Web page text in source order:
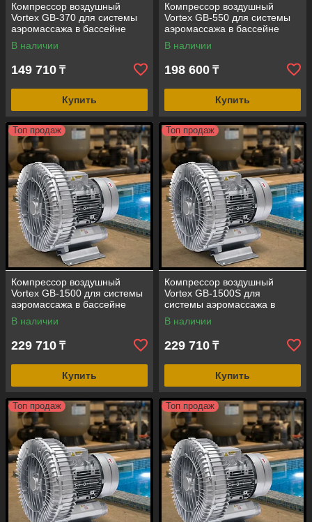
Компрессор воздушный
Vortex GB-370 для системы
аэромассажа в бассейне
(мощность=60 м3/ч, 0,37 кВт)
В наличии
149 710 ₸
Купить
Компрессор воздушный
Vortex GB-550 для системы
аэромассажа в бассейне
(мощность=110 м3/ч, 0,55
кВт)
В наличии
198 600 ₸
Купить
Топ продаж
Компрессор воздушный
Vortex GB-1500 для системы
аэромассажа в бассейне
(мощность=180 м3/ч, 1,5 кВт)
В наличии
229 710 ₸
Купить
Топ продаж
Компрессор воздушный
Vortex GB-1500S для
системы аэромассажа в
бассейне (мощность=180 м3/
ч, 1,5 кВт)
В наличии
229 710 ₸
Купить
Топ продаж Топ продаж